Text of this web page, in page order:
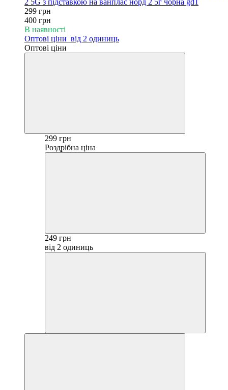
299 грн
400 грн
В наявності
Оптові ціни від 2 одиниць
Оптові ціни
299 грн
Роздрібна ціна
249 грн
від 2 одиниць